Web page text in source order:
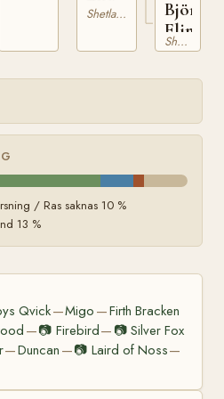
Shetlandsponny
Elinor
Shetlandsponny
/ Ras saknas 10 %
13 %
Qvick—Migo —Firth Bracken
—📷 Firebird— 📷Silver Fox
—Duncan —📷 Laird of Noss—